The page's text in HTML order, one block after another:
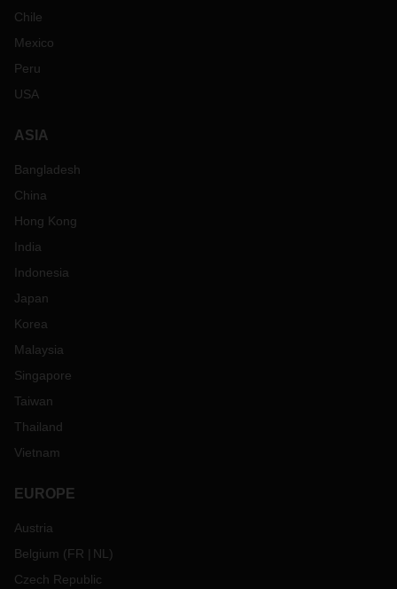
Chile
Mexico
Peru
USA
ASIA
Bangladesh
China
Hong Kong
India
Indonesia
Japan
Korea
Malaysia
Singapore
Taiwan
Thailand
Vietnam
EUROPE
Austria
Belgium (FR NL )
Czech Republic